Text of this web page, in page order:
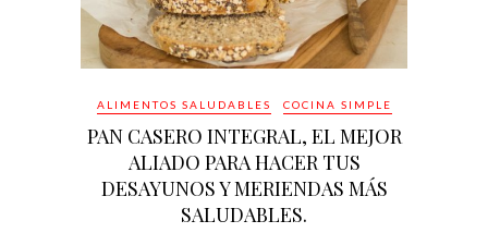
ALIMENTOS SALUDABLES COCINA SIMPLE
PAN CASERO INTEGRAL, EL MEJOR
ALIADO PARA HACER TUS
DESAYUNOS Y MERIENDAS MÁS
SALUDABLES.